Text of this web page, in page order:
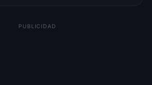
PUBLICIDAD